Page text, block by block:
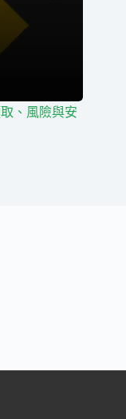
、風險與安